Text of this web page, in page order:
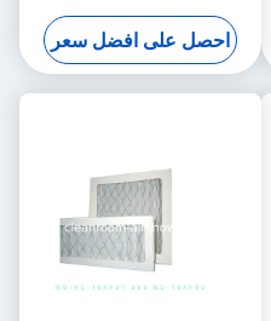
الطول 8MM
احصل على افضل سعر